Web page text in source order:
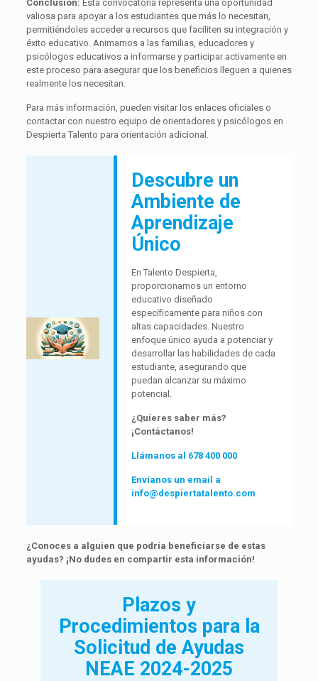
Conclusión: Esta convocatoria representa una oportunidad
valiosa para apoyar a los estudiantes que más lo necesitan,
permitiéndoles acceder a recursos que faciliten su integración y
éxito educativo. Animamos a las familias, educadores y
psicólogos educativos a informarse y participar activamente en
este proceso para asegurar que los beneficios lleguen a quienes
realmente los necesitan.
Para más información, pueden visitar los enlaces oficiales o
contactar con nuestro equipo de orientadores y psicólogos en
Despierta Talento para orientación adicional.
Descubre un
Ambiente de
Aprendizaje
Único
En Talento Despierta,
proporcionamos un entorno
educativo diseñado
específicamente para niños con
altas capacidades. Nuestro
enfoque único ayuda a potenciar y
desarrollar las habilidades de cada
estudiante, asegurando que
puedan alcanzar su máximo
potencial.
¿Quieres saber más?
¡Contáctanos!
Llámanos al 678 400 000
Envíanos un email a
info@despiertatalento.com
¿Conoces a alguien que podría beneficiarse de estas
ayudas? ¡No dudes en compartir esta información!
Plazos y
Procedimientos para la
Solicitud de Ayudas
NEAE 2024-2025